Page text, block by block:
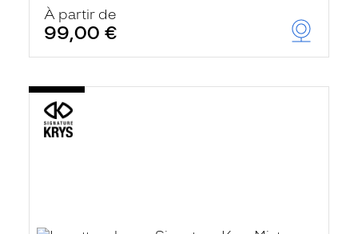
À partir de
99,00 €